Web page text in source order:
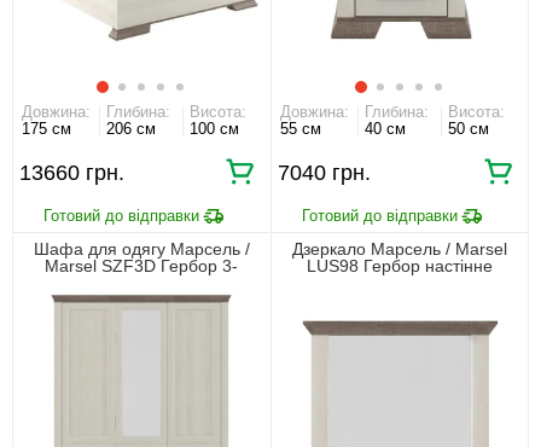
Довжина:
175 см
Глибина:
206 см
Висота:
100 см
13660 грн.
Довжина:
55 см
Глибина:
40 см
Висота:
50 см
7040 грн.
Шафа для одягу Марсель /
Marsel SZF3D Гербор 3-
сніжний/дуб сонома трюфель
Дзеркало Марсель / Marsel
LUS98 Гербор настінне